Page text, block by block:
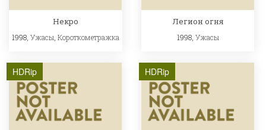
Некро
1998, Ужасы Короткометражка
Легион огня
1998, Ужасы
HDRip HDRip